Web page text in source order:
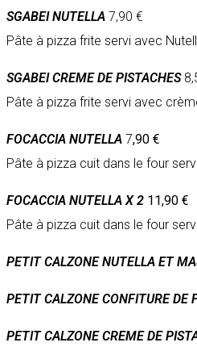
SGABEI NUTELLA 7,90 €
Pâte à pizza frite servi avec
SGABEI CREME DE PISTACHES
Pâte à pizza frite servi avec
FOCACCIA NUTELLA 7,90 €
Pâte à pizza cuit dans le four
FOCACCIA NUTELLA X 2 11,90 €
Pâte à pizza cuit dans le four
PETIT CALZONE NUTELLA ET
PETIT CALZONE CONFITURE DE
PETIT CALZONE CREME DE